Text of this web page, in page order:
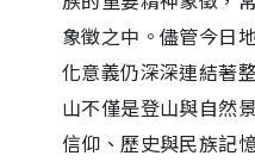
象徵之中。儘管今日
化意義仍深深連結著
山不僅是登山與自然
信仰、歷史與民族記